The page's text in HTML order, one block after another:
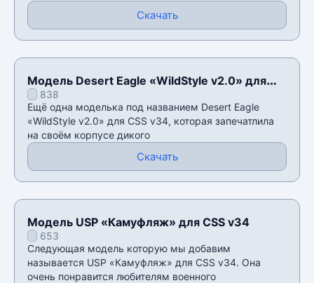
Скачать
Модель Desert Eagle «WildStyle v2.0» для
CSS v34
838
Ещё одна моделька под названием Desert Eagle
«WildStyle v2.0» для CSS v34, которая запечатлила
на своём корпусе дикого
Скачать
Модель USP «Камуфляж» для CSS v34
653
Следующая модель которую мы добавим
называется USP «Камуфляж» для CSS v34. Она
очень понравится любителям военного